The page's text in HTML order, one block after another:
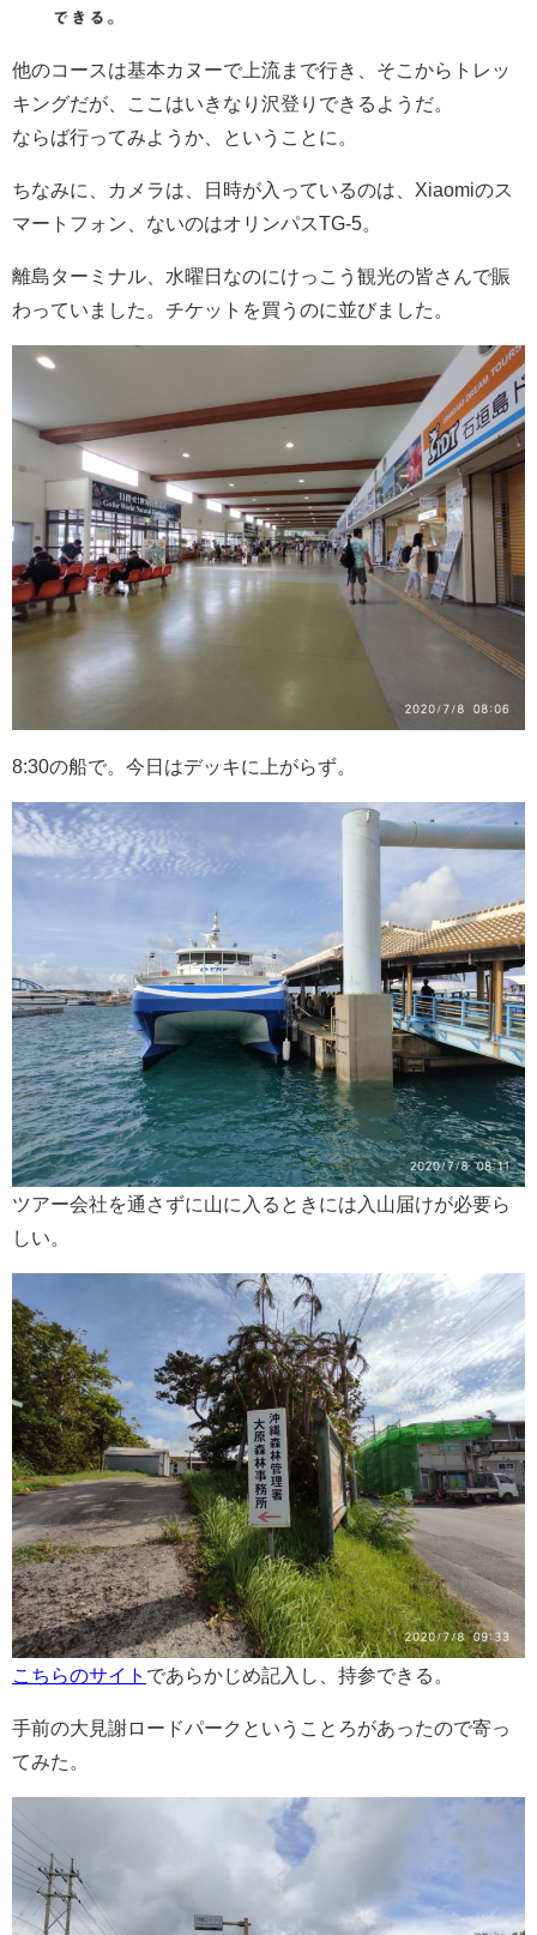
他のコースは基本カヌーで上流まで行き、そこからトレッ
キングだが、ここはいきなり沢登りできるようだ。
ならば行ってみようか、ということに。
ちなみに、カメラは、日時が入っているのは、Xiaomiのス
マートフォン、ないのはオリンパスTG-5。
離島ターミナル、水曜日なのにけっこう観光の皆さんで賑
わっていました。チケットを買うのに並びました。
8:30の船で。今日はデッキに上がらず。
ツアー会社を通さずに山に入るときには入山届けが必要ら
しい。
こちらのサイト であらかじめ記入し、持参できる。
手前の大見謝ロードパークということろがあったので寄っ
てみた。